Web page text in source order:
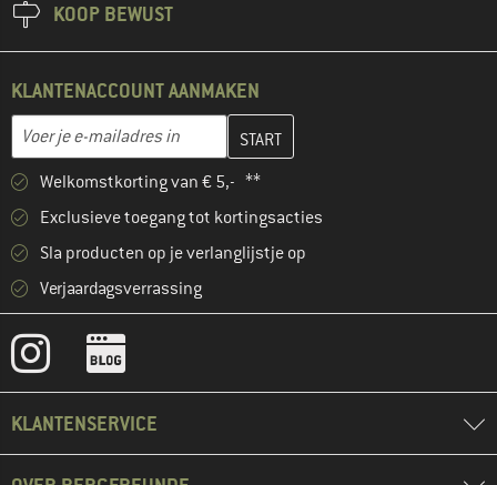
KOOP BEWUST
KLANTENACCOUNT AANMAKEN
E-mailadres
Vul je e-mailadres hier in en maak in de volgende stap je
Welkomstkorting van € 5,- **
Exclusieve toegang tot kortingsacties
Sla producten op je verlanglijstje op
Verjaardagsverrassing
KLANTENSERVICE